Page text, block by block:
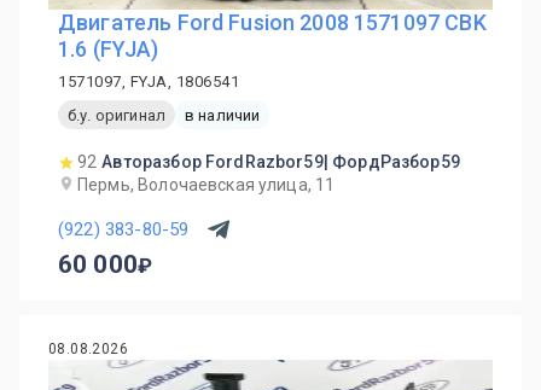
Двигатель Ford Fusion 2008 1571097 CBK
1.6 (FYJA)
1571097, FYJA, 1806541
б.у. оригинал
в наличии
92 Авторазбор FordRazbor59| ФордРазбор59
Пермь, Волочаевская улица, 11
(922) 383-80-59
60 000
08.08.2026